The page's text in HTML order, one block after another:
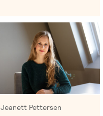
Jeanett Pettersen